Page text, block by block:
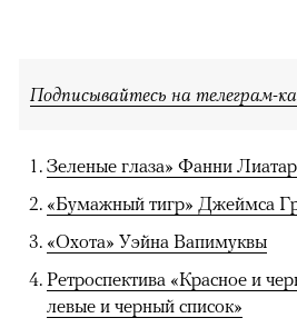
Подписывайтесь на телеграм-
Зеленые глаза» Фанни
«Бумажный тигр» Джеймса
«Охота» Уэйна Вапимуквы
Ретроспектива «Красное и
левые и черный список»